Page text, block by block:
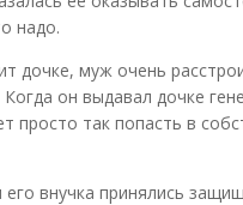
надо.
дочке, муж очень
он выдавал дочке
просто так попасть в
внучка принялись